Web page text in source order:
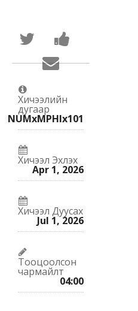
энэ
курст
хамрагдсан
гэдгийг
гэж
Энэ
курст
хэлэхийн
тулд
хэн
нэгэнд
илгээнэ
Хичээлийн
дугаар
NUMxMPHIx101
Хичээл Эхлэх
Apr 1, 2026
Хичээл Дуусах
Jul 1, 2026
Тооцоолсон
чармайлт
04:00